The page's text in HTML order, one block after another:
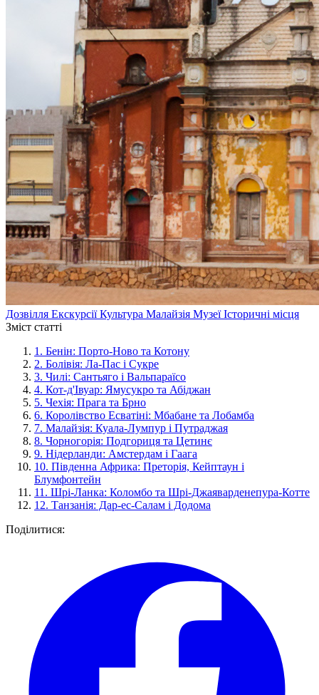
Дозвілля ЕкскурсіїКультура Малайзія МузеїІсторичні місця
Зміст статті
1. Бенін: Порто-Ново та Котону
2. Болівія: Ла-Пас і Сукре
3. Чилі: Сантьяго і Вальпараїсо
4. Кот-д'Івуар: Ямусукро та Абіджан
5. Чехія: Прага та Брно
6. Королівство Есватіні: Мбабане та Лобамба
7. Малайзія: Куала-Лумпур і Путраджая
8. Чорногорія: Подгориця та Цетинє
9. Нідерланди: Амстердам і Гаага
10. Південна Африка: Преторія, Кейптаун і
Блумфонтейн
11. Шрі-Ланка: Коломбо та Шрі-Джаяварденепура-Котте
12. Танзанія: Дар-ес-Салам і Додома
Поділитися: